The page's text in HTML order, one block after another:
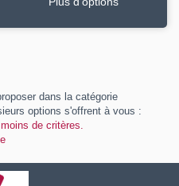
dans la catégorie
options s'offrent à vous :
de critères.